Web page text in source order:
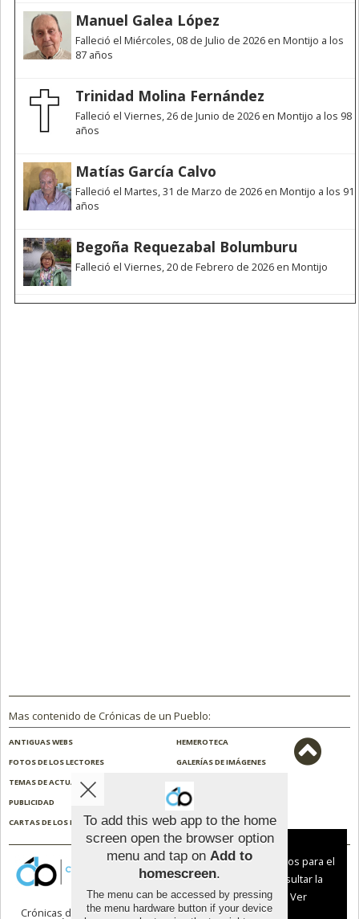
Manuel Galea López
Falleció el Miércoles, 08 de Julio de 2026 en Montijo a los
87 años
Trinidad Molina Fernández
Falleció el Viernes, 26 de Junio de 2026 en Montijo a los 98
años
Matías García Calvo
Falleció el Martes, 31 de Marzo de 2026 en Montijo a los 91
años
Begoña Requezabal Bolumburu
Falleció el Viernes, 20 de Febrero de 2026 en Montijo
Mas contenido de Crónicas de un Pueblo:
ANTIGUAS WEBS
HEMEROTECA
FOTOS DE LOS LECTORES
GALERÍAS DE IMÁGENES
TEMAS DE ACTUALIDAD
PUBLICIDAD
CONTACTO
CARTAS DE LOS LECTORES
ENCUESTAS
Crónicas de un Pueblo |Términos de uso|
To add this web app to the home
screen open the browser option
menu and tap on Add to
homescreen.
The menu can be accessed by pressing
the menu hardware button if your device
Aviso sobre el Uso de cookies:
Utilizamos cookies nuestras y de terceros para el
funcionamiento del digital. Puedes consultar la
lista de cookies y como desconectarlas.
Ver
nuestra Política de Privacidad y Cookies